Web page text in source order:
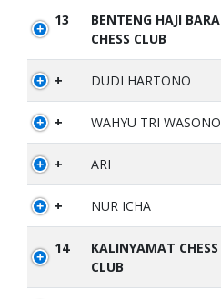
13
BENTENG HAJI BARA
CHESS CLUB
+ DUDI HARTONO
+ WAHYU TRI WASONO
+ ARI
+ NUR ICHA
14
KALINYAMAT CHESS
CLUB